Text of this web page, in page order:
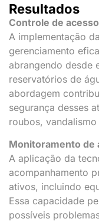
Resultados
Controle de
A implementação
gerenciamento
abrangendo desde
reservatórios de
abordagem
segurança desses
roubos,
Monitoramento de
A aplicação da
acompanhamento
ativos, incluindo
Essa capacidade
possíveis